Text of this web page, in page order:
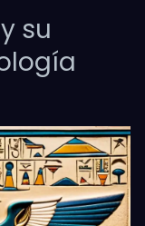
su